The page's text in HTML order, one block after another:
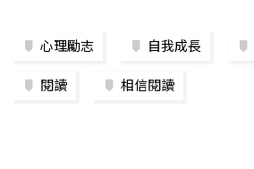
心理勵志 自我成長
閱讀 相信閱讀